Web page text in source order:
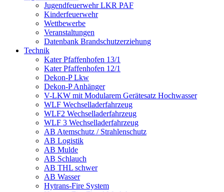
Jugendfeuerwehr LKR PAF
Kinderfeuerwehr
Wettbewerbe
Veranstaltungen
Datenbank Brandschutzerziehung
Technik
Kater Pfaffenhofen 13/1
Kater Pfaffenhofen 12/1
Dekon-P Lkw
Dekon-P Anhänger
V-LKW mit Modularem Gerätesatz Hochwasser
WLF Wechselladerfahrzeug
WLF2 Wechselladerfahrzeug
WLF 3 Wechselladerfahrzeug
AB Atemschutz / Strahlenschutz
AB Logistik
AB Mulde
AB Schlauch
AB THL schwer
AB Wasser
Hytrans-Fire System